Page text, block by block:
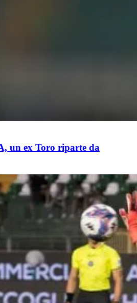
un ex Toro riparte da